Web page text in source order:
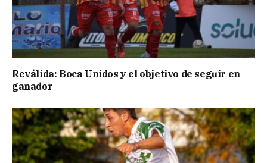
Reválida: Boca Unidos y el objetivo de seguir en
ganador